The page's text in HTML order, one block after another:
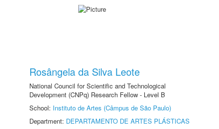
Rosângela da Silva Leote
National Council for Scientific and Technological
Development (CNPq) Research Fellow - Level B
School: Instituto de Artes (Câmpus de São Paulo)
Department: DEPARTAMENTO DE ARTES PLÁSTICAS